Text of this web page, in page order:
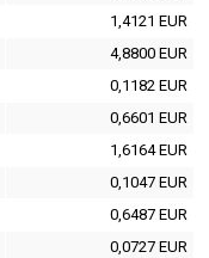
1,4121 EUR
4,8800 EUR
0,1182 EUR
0,6601 EUR
1,6164 EUR
0,1047 EUR
0,6487 EUR
0,0727 EUR